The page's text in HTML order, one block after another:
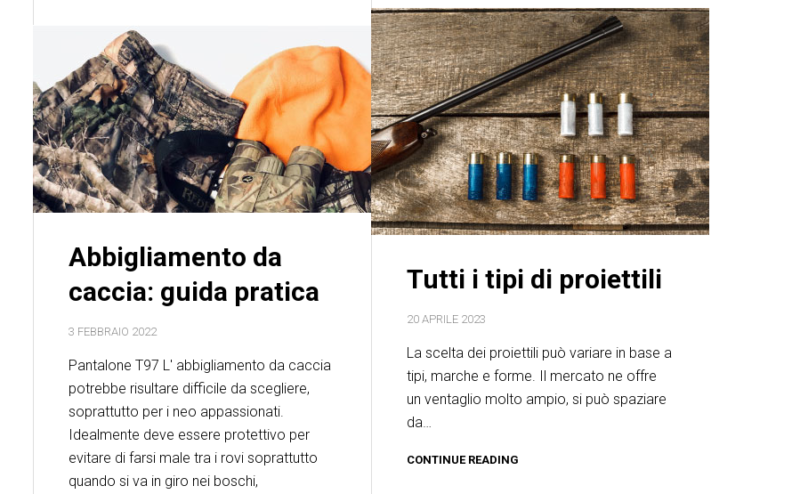
Tutti i tipi di proiettili
20 APRILE 2023
La scelta dei proiettili può variare in base a
tipi, marche e forme. Il mercato ne offre
un ventaglio molto ampio, si può spaziare
da…
CONTINUE READING
Abbigliamento da
caccia: guida pratica
3 FEBBRAIO 2022
Pantalone T97 L' abbigliamento da caccia
potrebbe risultare difficile da scegliere,
soprattutto per i neo appassionati.
Idealmente deve essere protettivo per
evitare di farsi male tra i rovi soprattutto
quando si va in giro nei boschi,